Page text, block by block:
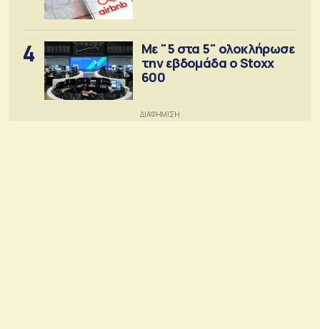
4
Με "5 στα 5" ολοκλήρωσε
την εβδομάδα ο Stoxx
600